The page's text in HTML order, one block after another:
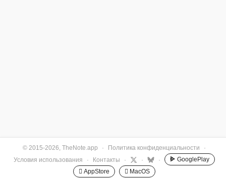
© 2015-2026, TheNote.app · Политика конфиденциальности
·
Условия использования
· Контакты · · ·
GooglePlay
 AppStore
 MacOS